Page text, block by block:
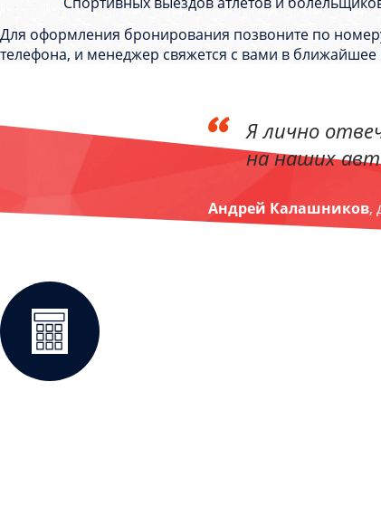
Для оформления бронирования позвоните по
телефона, и менеджер свяжется с вами в ближайшее
Я лично
на наших
Андрей Калашников,